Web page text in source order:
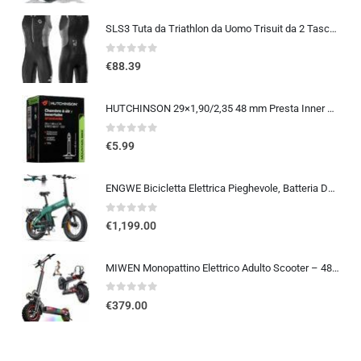
SLS3 Tuta da Triathlon da Uomo Trisuit da 2 Tasche FRT Ottima vestibilità e comodità | Progettato Tedesco 2019
0out of 5
€88.39
HUTCHINSON 29×1,90/2,35 48 mm Presta Inner Tube 2014
0out of 5
€5.99
ENGWE Bicicletta Elettrica Pieghevole, Batteria Da 48 V 13,5Ah Con Autonomia Fino A 120km, Sensore Di Coppia Con Freni Idraul
0out of 5
€1,199.00
MIWEN Monopattino Elettrico Adulto Scooter – 48V 18Ah 45-55KM di Autonomia monopattino elettrico adulti 11/10.5 Pollici mo…
0out of 5
€379.00